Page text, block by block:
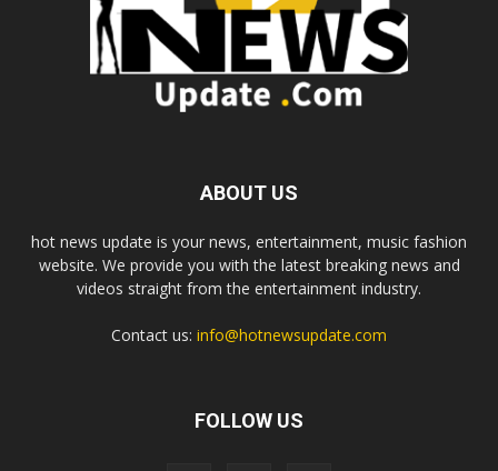
ABOUT US
hot news update is your news, entertainment, music fashion
website. We provide you with the latest breaking news and
videos straight from the entertainment industry.
Contact us: info@hotnewsupdate.com
FOLLOW US